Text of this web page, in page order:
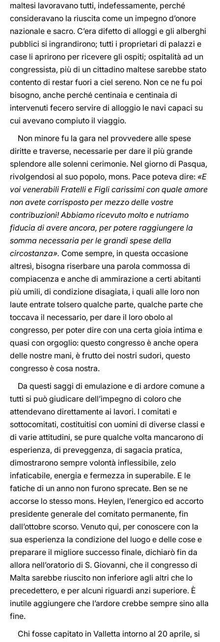
maltesi lavoravano tutti, indefessamente, perché
consideravano la riuscita come un impegno d’onore
nazionale e sacro. C’era difetto di alloggi e gli alberghi
pubblici si ingrandirono; tutti i proprietari di palazzi e
case li aprirono per ricevere gli ospiti; ospitalità ad un
congressista, più di un cittadino maltese sarebbe stato
contento di restar fuori a ciel sereno. Non ce ne fu poi
bisogno, anche perché centinaia e centinaia di
intervenuti fecero servire di alloggio le navi capaci su
cui avevano compiuto il viaggio.
Non minore fu la gara nel provvedere alle spese
diritte e traverse, necessarie per dare il più grande
splendore alle solenni cerimonie. Nel giorno di Pasqua,
rivolgendosi al suo popolo, mons. Pace poteva dire: «E
voi venerabili Fratelli e Figli carissimi con quale amore
non avete corrisposto per mezzo delle vostre
contribuzioni! Abbiamo ricevuto molto e nutriamo
fiducia di avere ancora, per potere raggiungere la
somma necessaria per le grandi spese della
circostanza». Come sempre, in questa occasione
altresì, bisogna riserbare una parola commossa di
compiacenza e anche di ammirazione a certi abitanti
più umili, di condizione disagiata, i quali alle loro non
laute entrate tolsero qualche parte, qualche parte che
toccava il necessario, per dare il loro obolo al
congresso, per poter dire con una certa gioia intima e
quasi con orgoglio: questo congresso è anche opera
delle nostre mani, è frutto dei nostri sudori, questo
congresso è cosa nostra.
Da questi saggi di emulazione e di ardore comune a
tutti si può giudicare dell’impegno di coloro che
attendevano direttamente ai lavori. I comitati e
sottocomitati, costituitisi con uomini di diverse classi e
di varie attitudini, se pure qualche volta mancarono di
esperienza, di preveggenza, di sagacia pratica,
dimostrarono sempre volontà inflessibile, zelo
infaticabile, energia e fermezza in superabile. E le
fatiche di un anno non furono sprecate. Ben se ne
accorse lo stesso mons. Heylen, l’energico ed accorto
presidente generale del comitato permanente, fin
dall’ottobre scorso. Venuto qui, per conoscere con la
sua esperienza la condizione del luogo e delle cose e
preparare il migliore successo finale, dichiarò fin da
allora nell’oratorio di S. Giovanni, che il congresso di
Malta sarebbe riuscito non inferiore agli altri che lo
precedettero, e per alcuni riguardi anzi superiore. È
inutile aggiungere che l’ardore crebbe sempre sino alla
fine.
Chi fosse capitato in Valletta intorno al 20 aprile, si